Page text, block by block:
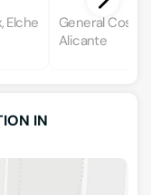
Elche
General Cosidó
Alicante
IN